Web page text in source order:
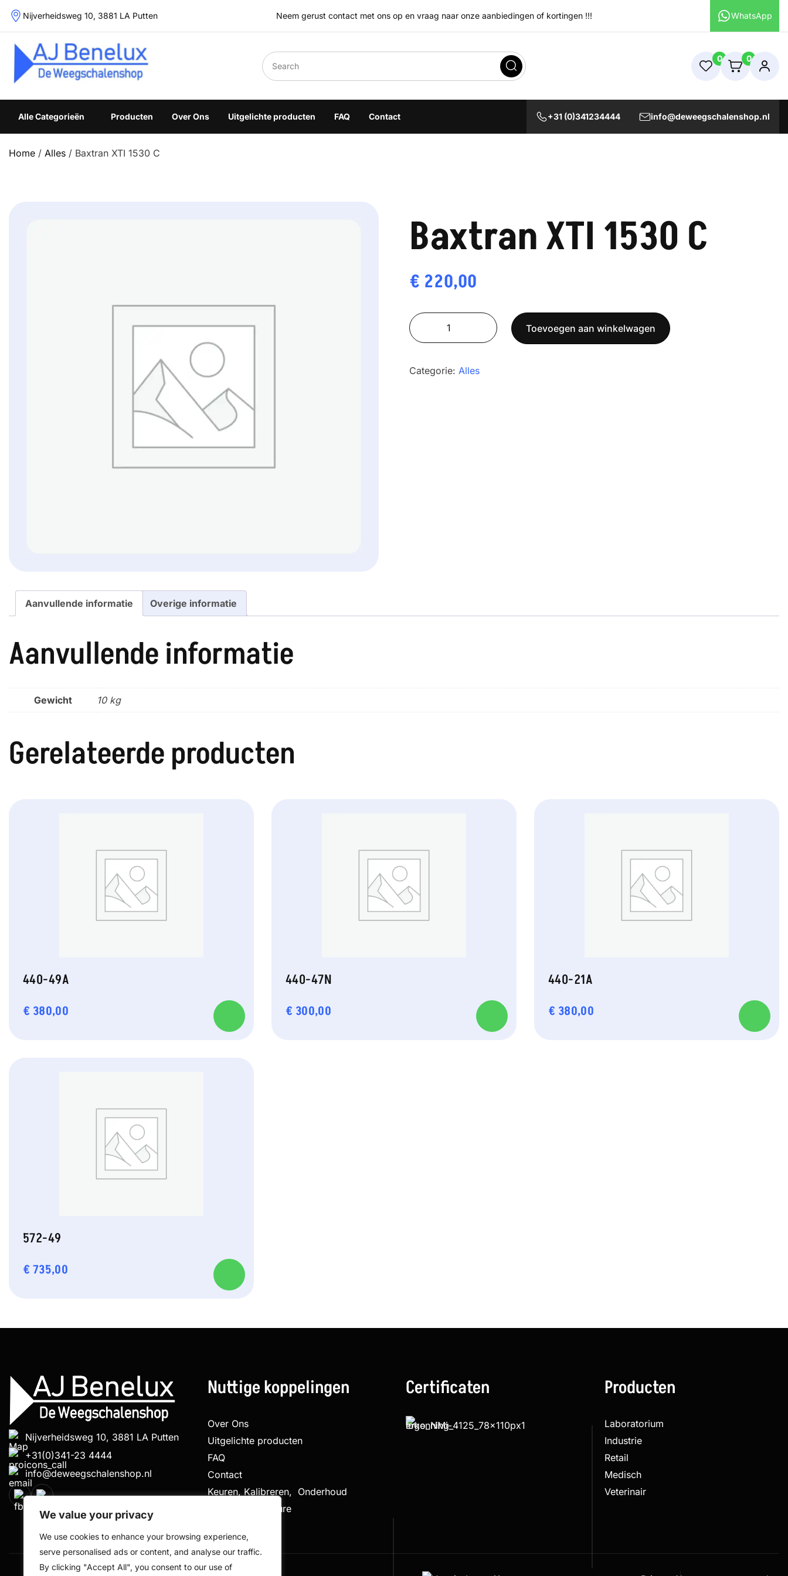
We value your privacy
We use cookies to enhance your browsing experience,
serve personalised ads or content, and analyse our traffic.
By clicking "Accept All", you consent to our use of
Skip
Nijverheidsweg 10, 3881 LA Putten Neem gerust contact met ons op en vraag naar onze aanbiedingen of kortingen !!! WhatsApp
Weegschalenshop | Precisieweegschalen & Industriële Weegoplossingen
0 0
Alle Categorieën Producten Over Ons Uitgelichte producten FAQ Contact +31 (0)341234444 info@deweegschalenshop.nl
Home / Alles / Baxtran XTI 1530 C
Baxtran XTI 1530 C
€ 220,00
Baxtran
XTI
C
Toevoegen aan winkelwagen
Categorie:Alles
Aanvullende informatie Overige informatie
Aanvullende informatie
Gewicht 10 kg
Gerelateerde producten
440-49A
€ 380,00
440-47N
€ 300,00
440-21A
€ 380,00
572-49
€ 735,00
Nijverheidsweg 10, 3881 LA Putten
+31(0)341-23 4444
info@deweegschalenshop.nl
Nuttige koppelingen
Over Ons
Uitgelichte producten
FAQ
Contact
Keuren, Kalibreren, Onderhoud
Klachtenprocedure
Certificaten Producten
Laboratorium
Industrie
Retail
Medisch
Veterinair